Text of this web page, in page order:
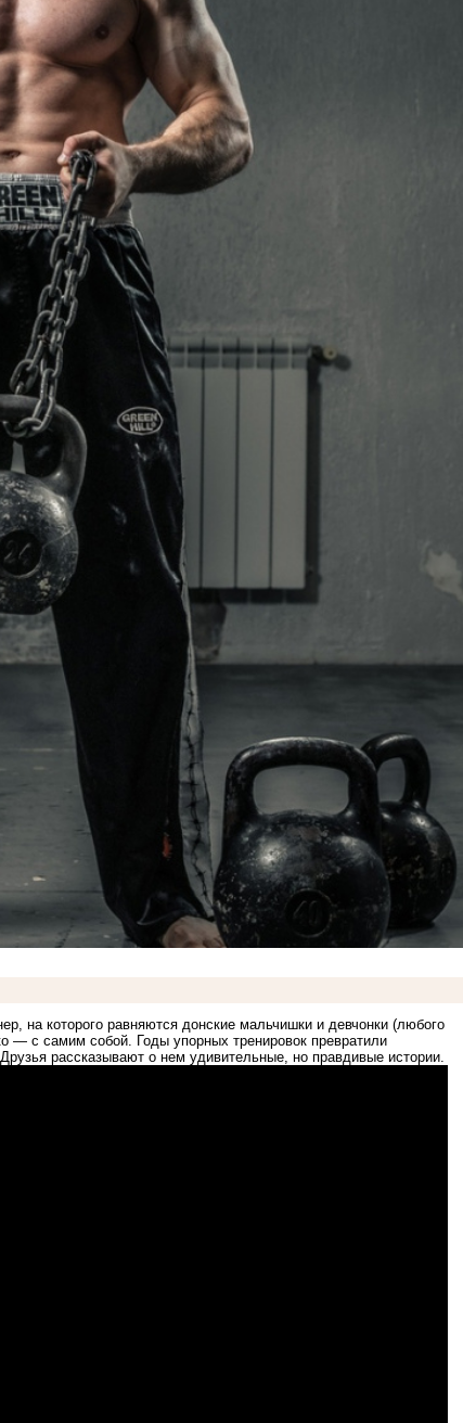
на которого равняются донские мальчишки и девчонки (любого
— с самим собой. Годы упорных тренировок превратили
рассказывают о нем удивительные, но правдивые истории.